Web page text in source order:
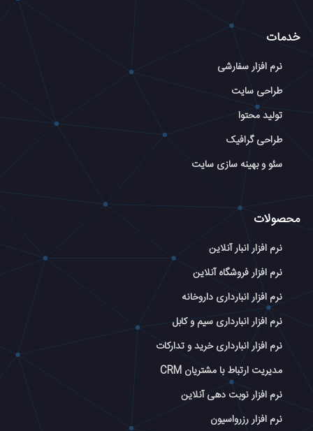
خدمات
نرم افزار سفارشی
طراحی سایت
تولید محتوا
طراحی گرافیک
سئو و بهینه سازی سایت
محصولات
نرم افزار انبار آنلاین
نرم افزار فروشگاه آنلاین
نرم افزار انبارداری داروخانه
نرم افزار انبارداری سیم و کابل
نرم افزار انبارداری خرید و تدارکات
مدیریت ارتباط با مشتریان CRM
نرم افزار نوبت دهی آنلاین
نرم افزار رزرواسیون